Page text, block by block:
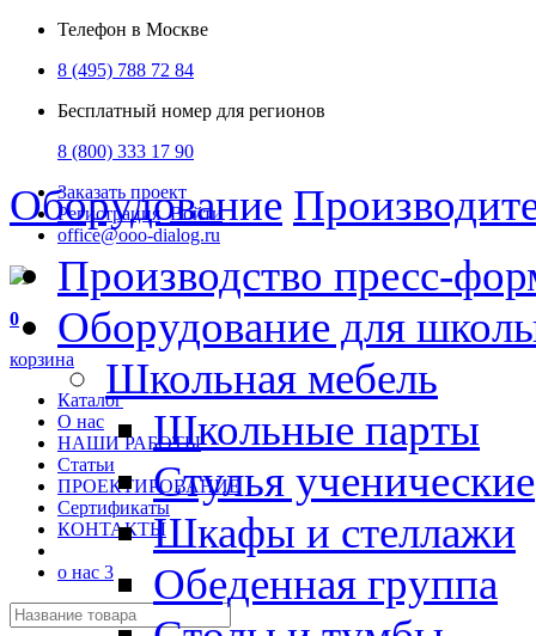
Телефон в Москве
8 (495) 788 72 84
Бесплатный номер для регионов
8 (800) 333 17 90
Заказать проект
Регистрация Войти
office@ooo-dialog.ru
0
корзина
Каталог
О нас
НАШИ РАБОТЫ
Статьи
ПРОЕКТИРОВАНИЕ
Сертификаты
КОНТАКТЫ
о нас 3
Оборудование
Производство пресс-
Оборудование для
Школьная мебель
Школьные парты
Стулья ученические
Шкафы и стеллажи
Обеденная группа